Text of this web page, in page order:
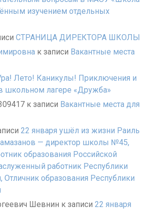
изучением отдельных
СТРАНИЦА ДИРЕКТОРА ШКОЛЫ
к записи Вакантные места
Лето! Каникулы! Приключения и
школьном лагере «Дружба»
к записи Вакантные места для
22 января ушёл из жизни Раиль
— директор школы №45,
образования Российской
работник Республики
Отличник образования Республики
Шевнин к записи 22 января